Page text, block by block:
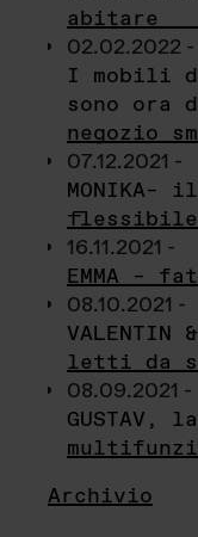
abitare
02.02.2022 -
I mobili di
sono ora
negozio
07.12.2021 -
flessibile
16.11.2021 -
EMMA –
08.10.2021 -
VALENTIN
letti da
08.09.2021 -
GUSTAV,
Archivio